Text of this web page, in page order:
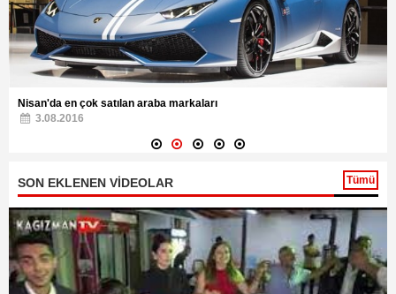
Nisan'da en çok satılan araba markaları
3.08.2016
SON EKLENEN VİDEOLAR Tümü